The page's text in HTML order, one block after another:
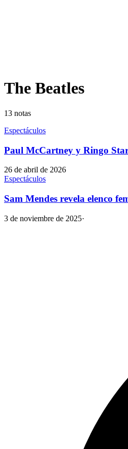
The Beatles
13 notas
Espectáculos
Paul McCartney y Ringo
26 de abril de 2026
Espectáculos
Sam Mendes revela elenco
3 de noviembre de 2025·